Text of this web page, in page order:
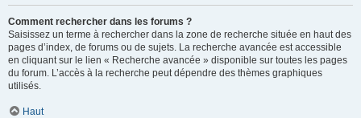
Comment rechercher dans les forums ?
Saisissez un terme à rechercher dans la zone de recherche située en haut des
pages d’index, de forums ou de sujets. La recherche avancée est accessible
en cliquant sur le lien « Recherche avancée » disponible sur toutes les pages
du forum. L’accès à la recherche peut dépendre des thèmes graphiques
utilisés.
Haut